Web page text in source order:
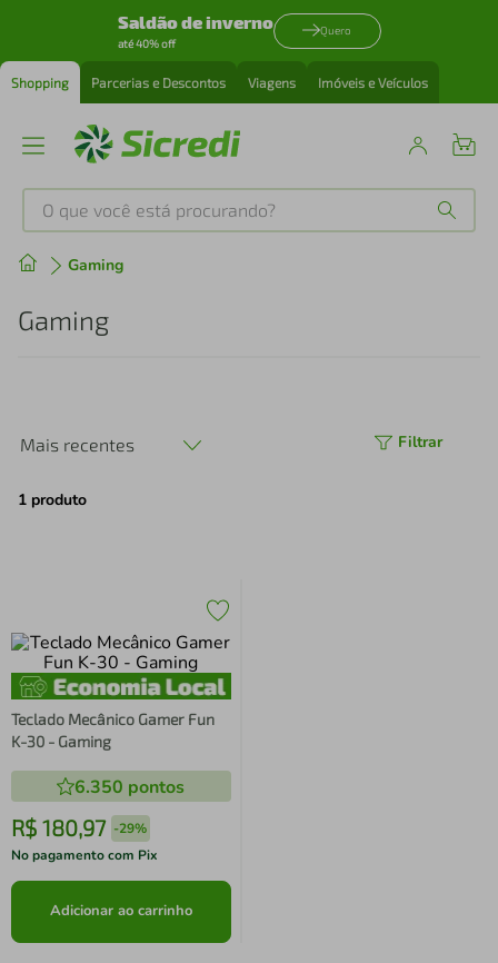
Saldão de inverno
até 40% off
Quero
Shopping Parcerias e Descontos Viagens Imóveis e Veículos
O que você está procurando?
Gaming
Gaming
Mais recentes Filtrar
1 produto
Teclado Mecânico Gamer Fun
K-30 - Gaming
6.350 pontos
R$ 180,97 -29%
No pagamento com Pix
Adicionar ao carrinho
Produtos mais buscados
perfume
4º